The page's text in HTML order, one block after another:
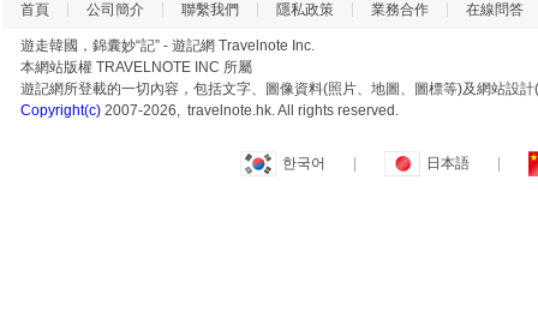
首頁 公司簡介 聯繫我們 隱私政策 業務合作 在線問答
遊走韓國，錦囊妙“記” - 遊記網 Travelnote Inc.
本網站版權 TRAVELNOTE INC 所屬
遊記網所登載的一切內容，包括文字、圖像資料(照片、地圖、圖標等)及網站設
Copyright(c) 2007-2026, travelnote.hk. All rights reserved.
한국어 日本語